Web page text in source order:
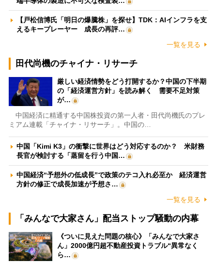
【戸松信博氏「明日の爆騰株」を探せ】TDK：AIインフラを支
えるキープレーヤー 成長の再評…
一覧を見る
田代尚機のチャイナ・リサーチ
厳しい経済情勢をどう打開するか？中国の下半期
の「経済運営方針」を読み解く 需要不足対策
が…
中国経済に精通する中国株投資の第一人者・田代尚機氏のプレ
ミアム連載「チャイナ・リサーチ」。中国の…
中国「Kimi K3」の衝撃に世界はどう対応するのか？ 米財務
長官が検討する「蒸留を行う中国…
中国経済“予想外の低成長”で政策のテコ入れ必至か 経済運営
方針の修正で成長加速が予想さ…
一覧を見る
「みんなで大家さん」配当ストップ騒動の内幕
《ついに見えた問題の核心》「みんなで大家さ
ん」2000億円超不動産投資トラブル“異常なく
ら…